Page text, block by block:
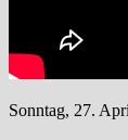
Sonntag, 27.